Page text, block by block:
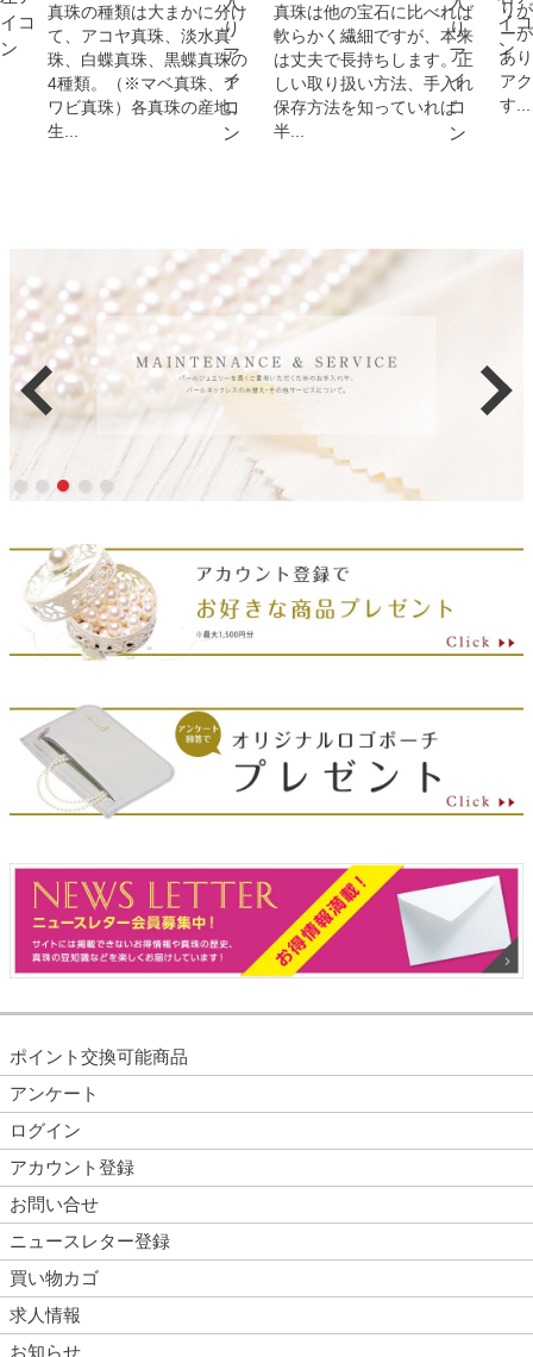
真珠の種類は大まかに分け
て、アコヤ真珠、淡水真
珠、白蝶真珠、黒蝶真珠の
4種類。（※マベ真珠、ア
ワビ真珠）各真珠の産地、
生...
真珠は他の宝石に比べれば
軟らかく繊細ですが、本来
は丈夫で長持ちします。正
しい取り扱い方法、手入れ
保存方法を知っていれば
半...
り
ー
あ
ア
す...
ポイント交換可能商品
アンケート
ログイン
アカウント登録
お問い合せ
ニュースレター登録
買い物カゴ
求人情報
お知らせ